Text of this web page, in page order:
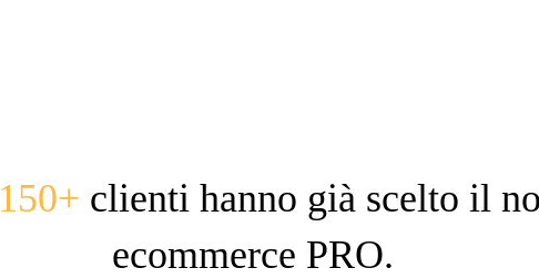
150+ clienti hanno già scelto il
ecommerce PRO.